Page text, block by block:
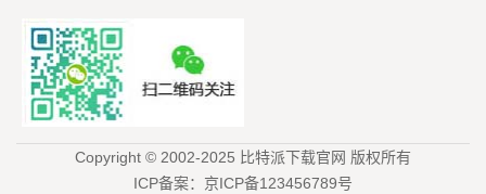
Copyright © 2002-2025 比特派下载官网 版权所有
ICP备案：京ICP备123456789号